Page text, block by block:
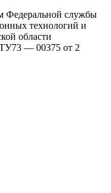
Федеральной службы
технологий и
области
— 00375 от 2